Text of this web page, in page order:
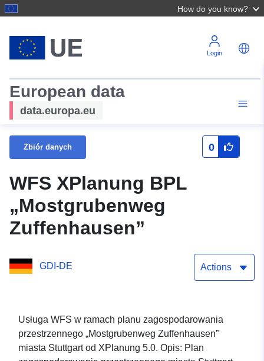
How do you know?
Login
European data
data.europa.eu
Zbiór danych 0
WFS XPlanung BPL
„Mostgrubenweg
Zuffenhausen”
GDI-DE Actions
Usługa WFS w ramach planu zagospodarowania
przestrzennego „Mostgrubenweg Zuffenhausen”
miasta Stuttgart od XPlanung 5.0. Opis: Plan